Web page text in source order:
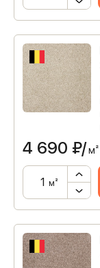
4 690 ₽/м²
м²